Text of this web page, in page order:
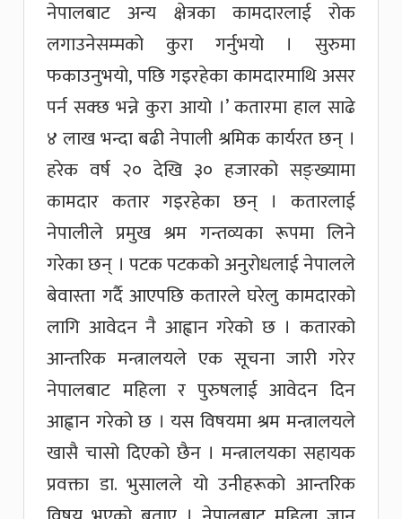
नेपालबाट अन्य क्षेत्रका कामदारलाई रोक
लगाउनेसम्मको कुरा गर्नुभयो । सुरुमा
फकाउनुभयो, पछि गइरहेका कामदारमाथि असर
पर्न सक्छ भन्ने कुरा आयो ।’ कतारमा हाल साढे
४ लाख भन्दा बढी नेपाली श्रमिक कार्यरत छन् ।
हरेक वर्ष २० देखि ३० हजारको सङ्ख्यामा
कामदार कतार गइरहेका छन् । कतारलाई
नेपालीले प्रमुख श्रम गन्तव्यका रूपमा लिने
गरेका छन् । पटक पटकको अनुरोधलाई नेपालले
बेवास्ता गर्दै आएपछि कतारले घरेलु कामदारको
लागि आवेदन नै आह्वान गरेको छ । कतारको
आन्तरिक मन्त्रालयले एक सूचना जारी गरेर
नेपालबाट महिला र पुरुषलाई आवेदन दिन
आह्वान गरेको छ । यस विषयमा श्रम मन्त्रालयले
खासै चासो दिएको छैन । मन्त्रालयका सहायक
प्रवक्ता डा. भुसालले यो उनीहरूको आन्तरिक